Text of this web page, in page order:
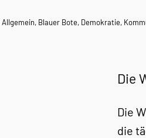
Allgemein, Blauer Bote, Demokratie,
Die
Die
die